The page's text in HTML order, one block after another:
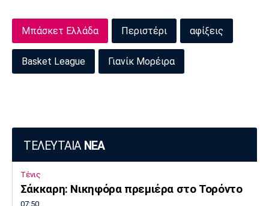
Μπάσκετ Ελλάδα Περιστέρι αφίξεις
Basket League Γιανίκ Μορέιρα
ΤΕΛΕΥΤΑΙΑ ΝΕΑ
Τένις
Σάκκαρη: Νικηφόρα πρεμιέρα στο Τορόντο
07:50